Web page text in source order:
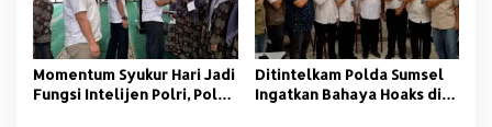
Momentum Syukur Hari Jadi
Fungsi Intelijen Polri, Polda
‎Ditintelkam Polda Sumsel
Ingatkan Bahaya Hoaks di